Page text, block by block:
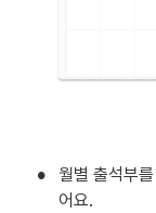
• 월별 출석부
어요.